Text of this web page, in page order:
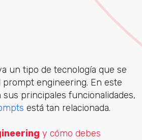
un tipo de tecnología que se
engineering. En este
principales funcionalidades,
está tan relacionada.
y cómo debes